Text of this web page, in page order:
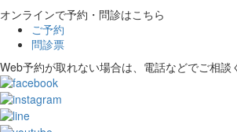
オンラインで予約・問診はこちら
ご予約
問診票
Web予約が取れない場合は、電話などでご相談